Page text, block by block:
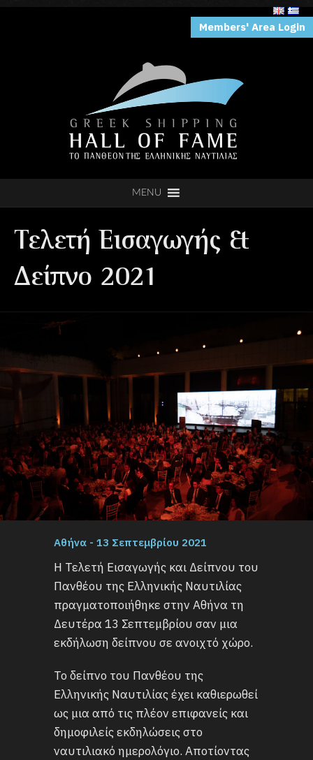
Members' Area Login
MENU
Τελετή Εισαγωγής &
Δείπνο 2021
Αθήνα - 13 Σεπτεμβρίου 2021
Η Τελετή Εισαγωγής και Δείπνου του
Πανθέου της Ελληνικής Ναυτιλίας
πραγματοποιήθηκε στην Αθήνα τη
Δευτέρα 13 Σεπτεμβρίου σαν μια
εκδήλωση δείπνου σε ανοιχτό χώρο.
Το δείπνο του Πανθέου της
Ελληνικής Ναυτιλίας έχει καθιερωθεί
ως μια από τις πλέον επιφανείς και
δημοφιλείς εκδηλώσεις στο
ναυτιλιακό ημερολόγιο. Αποτίοντας